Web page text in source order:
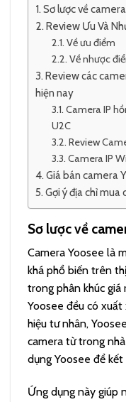
Sơ lược về
Review Ưu Và
Về ưu điểm
Về nhược
Review các
hiện nay
Camera IP
U2C
Review
Camera IP
Giá bán camera
Gợi ý địa chỉ
Sơ lược về
Camera Yoosee là
khá phổ biến trên
trong phân khúc giá
Yoosee đều có
hiệu tư nhân,
camera từ trong
dụng Yoosee để
Ứng dụng này giúp